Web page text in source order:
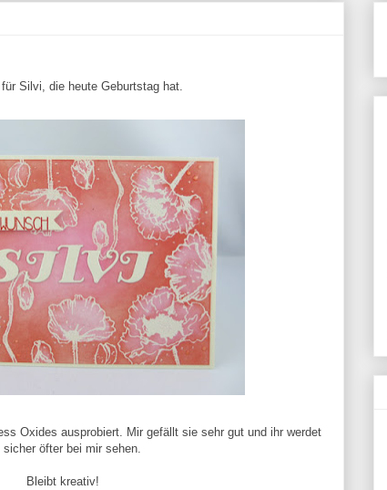
Silvi, die heute Geburtstag hat.
Oxides ausprobiert. Mir gefällt sie sehr gut und ihr werdet
sicher öfter bei mir sehen.
Bleibt kreativ!